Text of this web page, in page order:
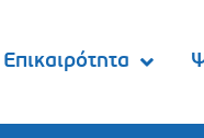
Επικαιρότητα